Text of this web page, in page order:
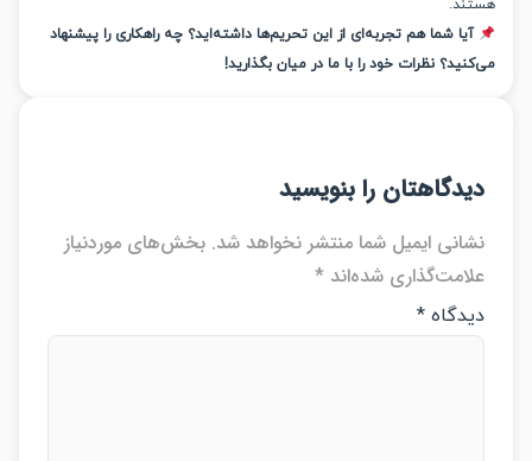
شما هم تجربه‌ای از این تحریم‌ها داشته‌اید؟ چه راهکاری را پیشنهاد
نظرات خود را با ما در میان بگذارید!
را بنویسید
ایمیل شما منتشر نخواهد شد. بخش‌های موردنیاز
شده‌اند *
*